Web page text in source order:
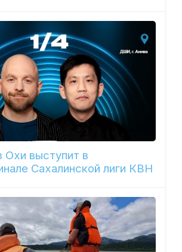
Охи выступит в
Сахалинской лиги КВН